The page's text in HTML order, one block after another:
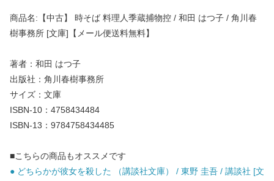
商品名:【中古】 時そば 料理人季蔵捕物控 / 和田 はつ子 / 角川春
樹事務所 [文庫]【メール便送料無料】
著者：和田 はつ子
出版社：角川春樹事務所
サイズ：文庫
ISBN-10：4758434484
ISBN-13：9784758434485
■こちらの商品もオススメです
● どちらかが彼女を殺した （講談社文庫） / 東野 圭吾 / 講談社 [文